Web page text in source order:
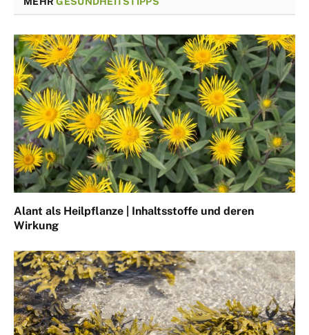
Alant als Heilpflanze | Inhaltsstoffe und deren
Wirkung